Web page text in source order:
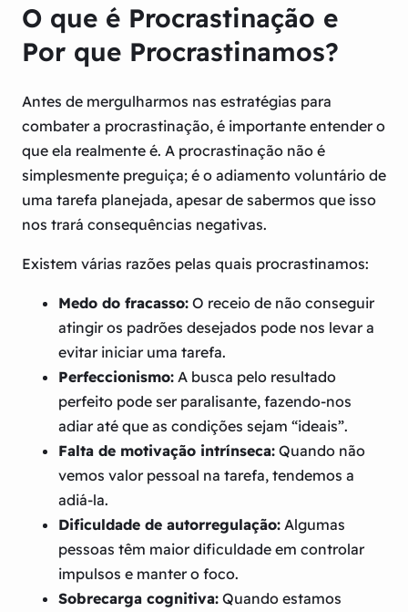
O que é Procrastinação e
Por que Procrastinamos?
Antes de mergulharmos nas estratégias para
combater a procrastinação, é importante entender o
que ela realmente é. A procrastinação não é
simplesmente preguiça; é o adiamento voluntário de
uma tarefa planejada, apesar de sabermos que isso
nos trará consequências negativas.
Existem várias razões pelas quais procrastinamos:
Medo do fracasso: O receio de não conseguir
atingir os padrões desejados pode nos levar a
evitar iniciar uma tarefa.
Perfeccionismo: A busca pelo resultado
perfeito pode ser paralisante, fazendo-nos
adiar até que as condições sejam “ideais”.
Falta de motivação intrínseca: Quando não
vemos valor pessoal na tarefa, tendemos a
adiá-la.
Dificuldade de autorregulação: Algumas
pessoas têm maior dificuldade em controlar
impulsos e manter o foco.
Sobrecarga cognitiva: Quando estamos